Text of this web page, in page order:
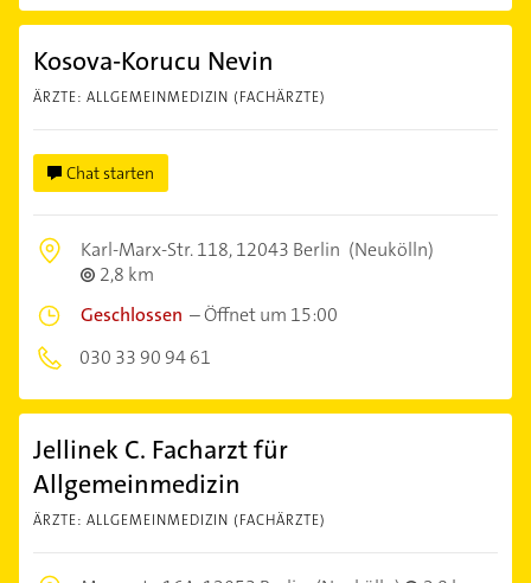
Kosova-Korucu Nevin
ÄRZTE: ALLGEMEINMEDIZIN (FACHÄRZTE)
Chat starten
Karl-Marx-Str. 118,12043 Berlin (Neukölln)
2,8 km
Geschlossen –Öffnet um 15:00
030 33 90 94 61
Jellinek C. Facharzt für
Allgemeinmedizin
ÄRZTE: ALLGEMEINMEDIZIN (FACHÄRZTE)